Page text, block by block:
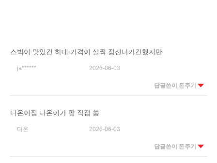
스벅이 맛있긴 하대 가격이 살짝 정신나가긴했지만
ja****** 2026-06-03
답글쓴이 돈주기
다온이집 다온이가 팥 직접 쑴
다온 2026-06-03
답글쓴이 돈주기